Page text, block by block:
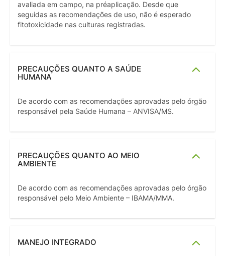
avaliada em campo, na préaplicação. Desde que
seguidas as recomendações de uso, não é esperado
fitotoxicidade nas culturas registradas.
PRECAUÇÕES QUANTO A SAÚDE
HUMANA
De acordo com as recomendações aprovadas pelo órgão
responsável pela Saúde Humana – ANVISA/MS.
PRECAUÇÕES QUANTO AO MEIO
AMBIENTE
De acordo com as recomendações aprovadas pelo órgão
responsável pelo Meio Ambiente – IBAMA/MMA.
MANEJO INTEGRADO